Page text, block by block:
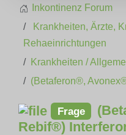
Inkontinenz Forum
Krankheiten, Ärzte,
Rehaeinrichtungen
Krankheiten /
(Betaferon®,
Frage
Rebif®)